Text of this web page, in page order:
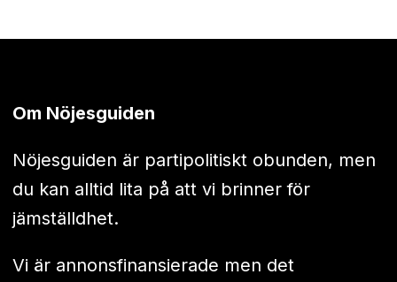
Om Nöjesguiden
Nöjesguiden är partipolitiskt obunden, men
du kan alltid lita på att vi brinner för
jämställdhet.
Vi är annonsfinansierade men det